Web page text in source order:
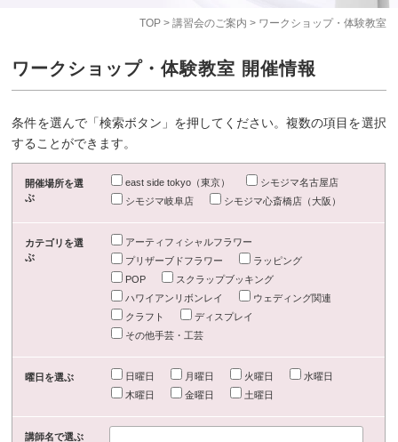
TOP> 講習会のご案内 > ワークショップ・体験教室
ワークショップ・体験教室 開催情報
条件を選んで「検索ボタン」を押してください。複数の項目を選択
することができます。
開催場所を選
ぶ
east side tokyo（東京）
シモジマ名古屋店
シモジマ岐阜店
シモジマ心斎橋店（大阪）
カテゴリを選
ぶ
アーティフィシャルフラワー
プリザーブドフラワー
ラッピング
POP
スクラップブッキング
ハワイアンリボンレイ
ウェディング関連
クラフト
ディスプレイ
その他手芸・工芸
曜日を選ぶ 日曜日 月曜日 火曜日
水曜日
木曜日
金曜日 土曜日
講師名で選ぶ